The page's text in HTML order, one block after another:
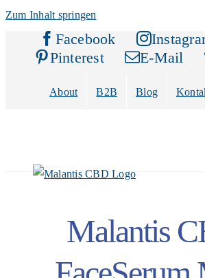
Zum Inhalt springen
Facebook
Pinterest
E-Mail
About B2B Blog
Malantis